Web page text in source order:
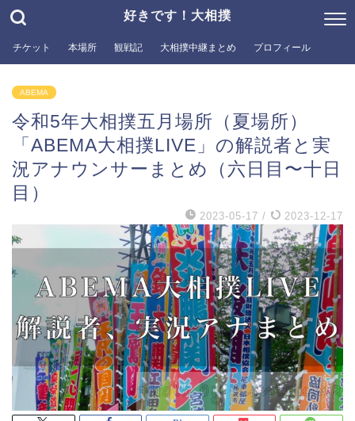
好きです！大相撲
チケット 本場所 観戦記 大相撲中継まとめ プロフィール
ABEMA
令和5年大相撲五月場所（夏場所）
「ABEMA大相撲LIVE」の解説者と実
況アナウンサーまとめ（六日目〜十日
目）
2023-05-17 / 2023-12-17